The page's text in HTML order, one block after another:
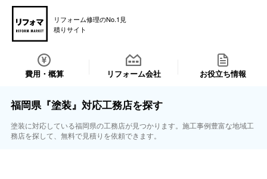
リフォーム修理のNo.1見
積りサイト
費用・概算 リフォーム会社 お役立ち情報
福岡県『塗装』対応工務店を探す
塗装に対応している福岡県の工務店が見つかります。施工事例豊富な地域工
務店を探して、無料で見積りを依頼できます。